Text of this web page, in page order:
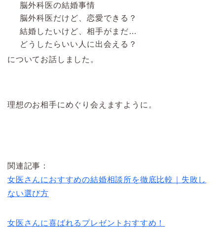
脳外科医の結婚事情
脳外科医だけど、恋愛できる？
結婚したいけど、相手がまだ…
どうしたらいい人に出会える？
についてお話しました。
理想のお相手にめぐり会えますように。
関連記事：
女医さんにおすすめの結婚相談所を徹底比較｜失敗し
ない選び方
女医さんに喜ばれるプレゼントおすすめ！